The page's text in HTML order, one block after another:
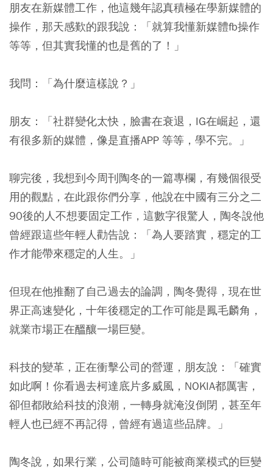
朋友在新媒體工作，他這幾年認真積極在學新媒體的
操作，那天感歎的跟我說：「就算我懂新媒體fb操作
等等，但其實我懂的也是舊的了！」
我問：「為什麼這樣說？」
朋友：「社群變化太快，臉書在衰退，IG在崛起，還
有很多新的媒體，像是直播APP 等等，學不完。」
聊完後，我想到今周刊陶冬的一篇專欄，有幾個很受
用的觀點，在此跟你們分享，他說在中國有三分之二
90後的人不想要固定工作，這數字很驚人，陶冬說他
曾經跟這些年輕人勸告說：「為人要踏實，穩定的工
作才能帶來穩定的人生。」
但現在他推翻了自己過去的論調，陶冬覺得，現在世
界正高速變化，十年後穩定的工作可能是鳳毛麟角，
就業市場正在醞釀一場巨變。
科技的變革，正在衝擊公司的營運，朋友說：「確實
如此啊！你看過去柯達底片多威風，NOKIA都厲害，
卻但都敗給科技的浪潮，一轉身就淹沒倒閉，甚至年
輕人也已經不再記得，曾經有過這些品牌。」
陶冬說，如果行業，公司隨時可能被商業模式的巨變